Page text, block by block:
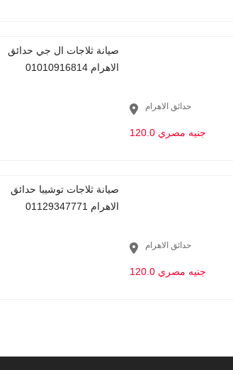
حدائق الاهرام
120.0 جنيه مصري
حدائق الاهرام
120.0 جنيه مصري